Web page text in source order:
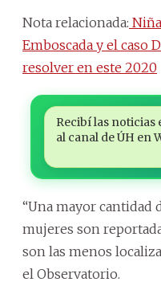
Nota relacionada:
Emboscada y el caso
resolver en este 2020
Recibí las noticias
al canal de ÚH en
“Una mayor cantidad
mujeres son
son las menos
el Observatorio.